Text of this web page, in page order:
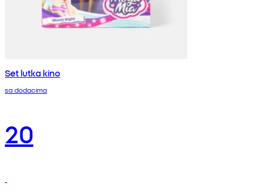
Set lutka kino
sa dodacima
20